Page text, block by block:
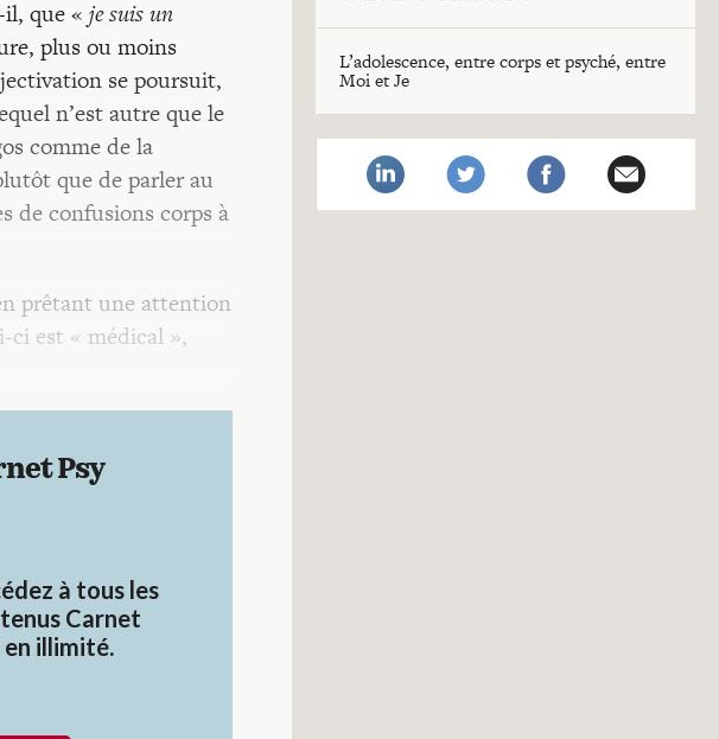
que « je suis un
plus ou moins
se poursuit,
n’est autre que le
comme de la
que de parler au
de confusions corps à
prêtant une attention
est « médical »,
Psy
à tous les
Carnet
en illimité.
L’adolescence, entre corps et psyché, entre
Moi et Je